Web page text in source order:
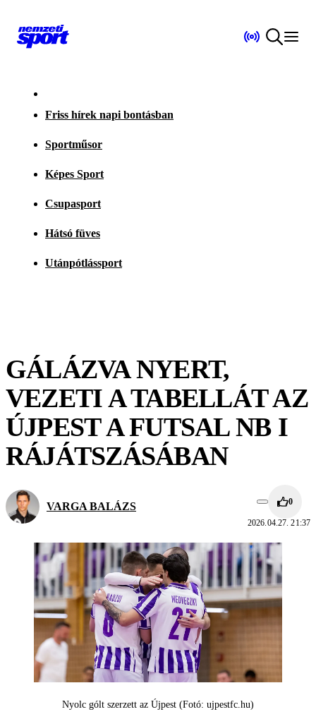
Friss hírek napi bontásban
Sportműsor
Képes Sport
Csupasport
Hátsó füves
Utánpótlássport
GÁLÁZVA NYERT,
VEZETI A TABELLÁT AZ
ÚJPEST A FUTSAL NB I
RÁJÁTSZÁSÁBAN
VARGA BALÁZS 0
2026.04.27. 21:37
Nyolc gólt szerzett az Újpest (Fotó: ujpestfc.hu)